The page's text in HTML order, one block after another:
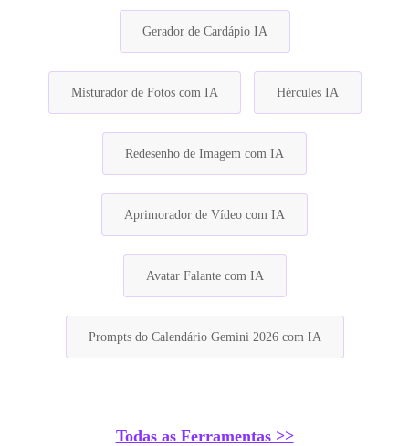
Gerador de Cardápio IA
Misturador de Fotos com IA Hércules IA
Redesenho de Imagem com IA
Aprimorador de Vídeo com IA
Avatar Falante com IA
Prompts do Calendário Gemini 2026 com IA
Todas as Ferramentas >>